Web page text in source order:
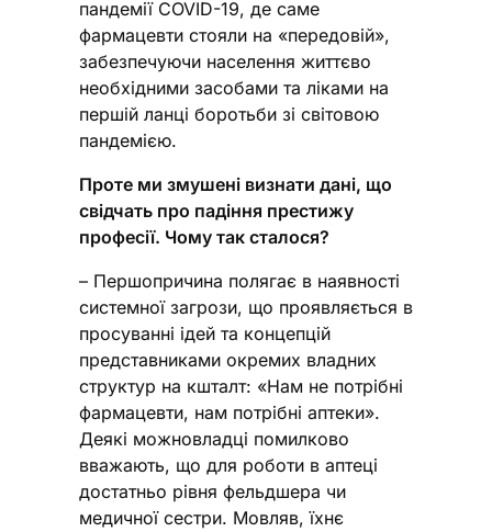
пандемії COVID-19, де саме
фармацевти стояли на «передовій»,
забезпечуючи населення життєво
необхідними засобами та ліками на
першій ланці боротьби зі світовою
пандемією.
Проте ми змушені визнати дані, що
свідчать про падіння престижу
професії. Чому так сталося?
– Першопричина полягає в наявності
системної загрози, що проявляється в
просуванні ідей та концепцій
представниками окремих владних
структур на кшталт: «Нам не потрібні
фармацевти, нам потрібні аптеки».
Деякі можновладці помилково
вважають, що для роботи в аптеці
достатньо рівня фельдшера чи
медичної сестри. Мовляв, їхнє